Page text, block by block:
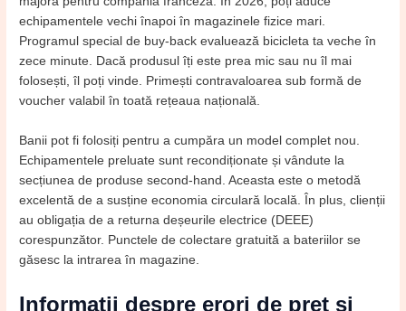
echipamentele vechi înapoi în magazinele fizice mari.
Programul special de buy-back evaluează bicicleta ta veche în
zece minute. Dacă produsul îți este prea mic sau nu îl mai
folosești, îl poți vinde. Primești contravaloarea sub formă de
voucher valabil în toată rețeaua națională.
Banii pot fi folosiți pentru a cumpăra un model complet nou.
Echipamentele preluate sunt recondiționate și vândute la
secțiunea de produse second-hand. Aceasta este o metodă
excelentă de a susține economia circulară locală. În plus, clienții
au obligația de a returna deșeurile electrice (DEEE)
corespunzător. Punctele de colectare gratuită a bateriilor se
găsesc la intrarea în magazine.
Informații despre erori de preț și